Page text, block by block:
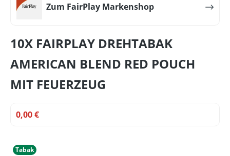
Zum FairPlay Markenshop
10X FAIRPLAY DREHTABAK
AMERICAN BLEND RED POUCH
MIT FEUERZEUG
0,00 €
Tabak